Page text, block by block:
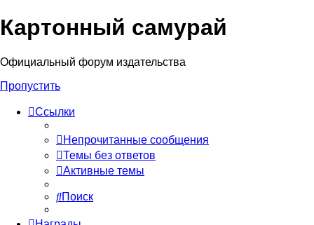
Регистрация
Картонный самурай
Официальный форум издательства
Пропустить
Ссылки
Непрочитанные сообщения
Темы без ответов
Активные темы
Поиск